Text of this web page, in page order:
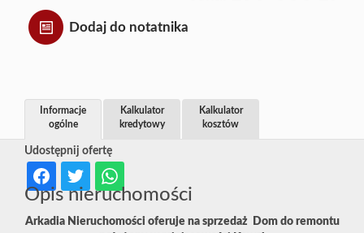
Dodaj do notatnika
Udostępnij ofertę
Informacje
ogólne
Kalkulator
kredytowy
Kalkulator
kosztów
Opis nieruchomości
Arkadia Nieruchomości oferuje na sprzedaż Dom do remontu